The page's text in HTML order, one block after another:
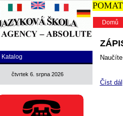
Katalog
čtvrtek 6. srpna 2026
Domů
Číst dál